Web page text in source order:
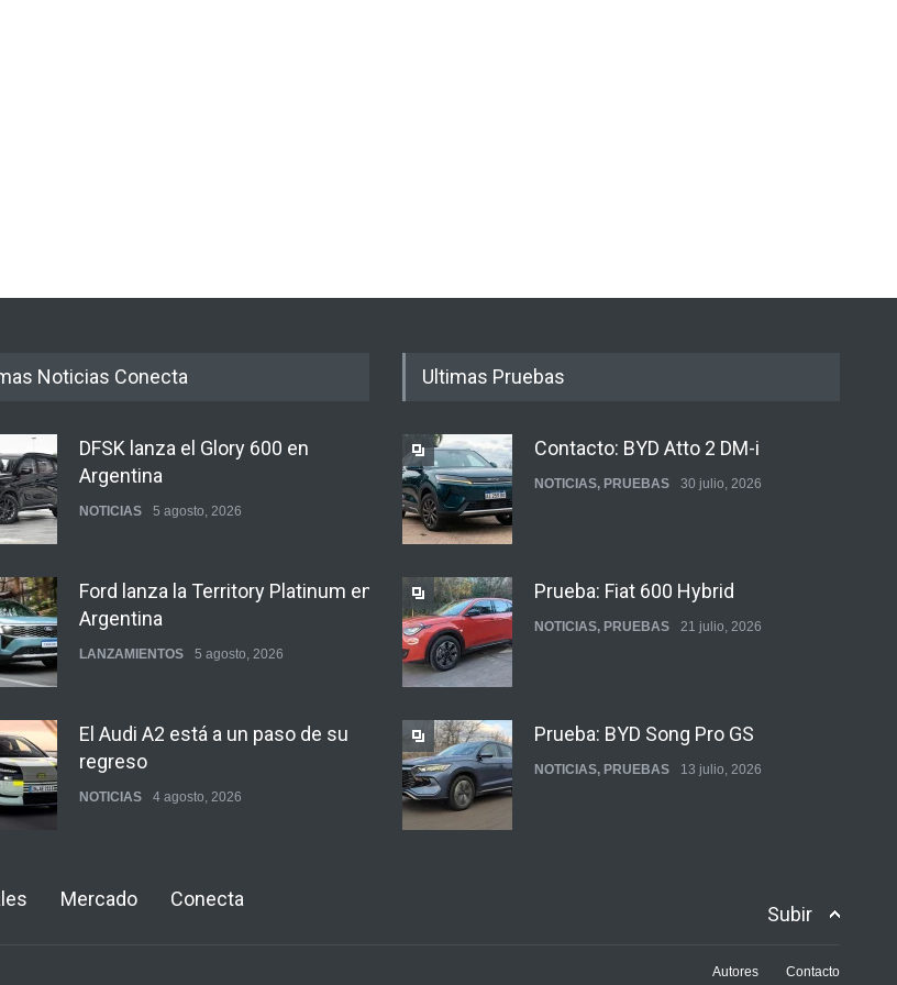
Noticias Conecta
DFSK lanza el Glory 600 en
Argentina
NOTICIAS 5 agosto, 2026
Ford lanza la Territory Platinum en
Argentina
LANZAMIENTOS 5 agosto, 2026
El Audi A2 está a un paso de su
regreso
NOTICIAS 4 agosto, 2026
anunciaron el regreso del Smart
Ultimas Pruebas
Contacto: BYD Atto 2 DM-i
NOTICIAS, PRUEBAS 30 julio, 2026
Prueba: Fiat 600 Hybrid
NOTICIAS, PRUEBAS 21 julio, 2026
Prueba: BYD Song Pro GS
NOTICIAS, PRUEBAS 13 julio, 2026
Mercado Conecta
Subir
Autores Contacto